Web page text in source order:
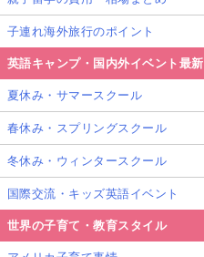
子連れ海外旅行のポイント
英語キャンプ・国内外イベント最新
夏休み・サマースクール
春休み・スプリングスクール
冬休み・ウィンタースクール
国際交流・キッズ英語イベント
世界の子育て・教育スタイル